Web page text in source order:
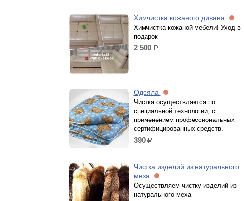
Химчистка кожаного дивана
Химчистка кожаной мебели! Уход в
подарок
2 500 р.
Одеяла
Чистка осуществляется по
специальной технологии, с
применением профессиональных
сертифицированных средств.
390 р.
Чистка изделий из натурального
меха
Осуществляем чистку изделий из
натурального меха